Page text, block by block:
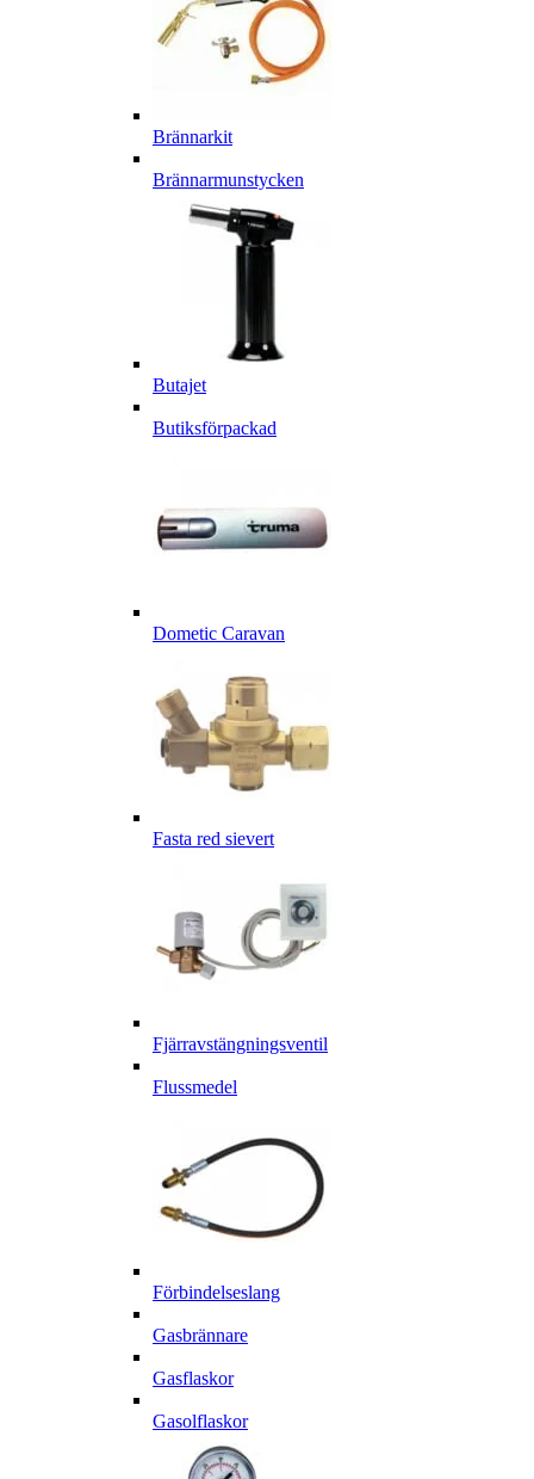
Brännarkit
Brännarmunstycken
Butajet
Butiksförpackad
Dometic Caravan
Fasta red sievert
Fjärravstängningsventil
Flussmedel
Förbindelseslang
Gasbrännare
Gasflaskor
Gasolflaskor